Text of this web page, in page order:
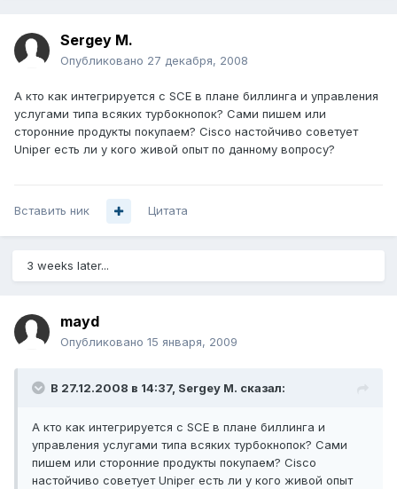
Sergey M.
Опубликовано 27 декабря, 2008
А кто как интегрируется с SCE в плане биллинга и управления
услугами типа всяких турбокнопок? Сами пишем или
сторонние продукты покупаем? Cisco настойчиво советует
Uniper есть ли у кого живой опыт по данному вопросу?
Вставить ник Цитата
3 weeks later...
mayd
Опубликовано 15 января, 2009
В 27.12.2008 в 14:37, Sergey M. сказал:
А кто как интегрируется с SCE в плане биллинга и
управления услугами типа всяких турбокнопок? Сами
пишем или сторонние продукты покупаем? Cisco
настойчиво советует Uniper есть ли у кого живой опыт